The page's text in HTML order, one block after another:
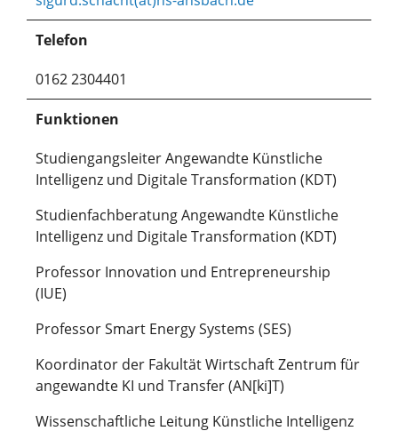
Telefon
0162 2304401
Funktionen
Studiengangsleiter Angewandte Künstliche
Intelligenz und Digitale Transformation (KDT)
Studienfachberatung Angewandte Künstliche
Intelligenz und Digitale Transformation (KDT)
Professor Innovation und Entrepreneurship
(IUE)
Professor Smart Energy Systems (SES)
Koordinator der Fakultät Wirtschaft Zentrum für
angewandte KI und Transfer (AN[ki]T)
Wissenschaftliche Leitung Künstliche Intelligenz